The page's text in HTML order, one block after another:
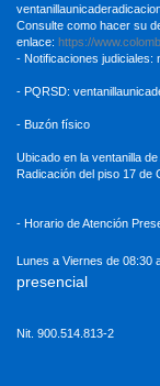
Consulte como hacer su
enlace: https://
- Notificaciones judiciales:
- PQRSD:
- Buzón físico
Ubicado en la ventanilla
Radicación del piso 17 de
- Horario de Atención
Lunes a Viernes de 08:30
presencial
Nit. 900.514.813-2